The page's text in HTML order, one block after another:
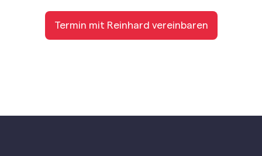
Termin mit Reinhard vereinbaren